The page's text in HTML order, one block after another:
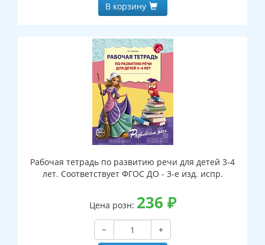
В корзину
Рабочая тетрадь по развитию речи для детей 3-4
лет. Соответствует ФГОС ДО - 3-е изд. испр.
Цена розн: 236 ₽
−
+